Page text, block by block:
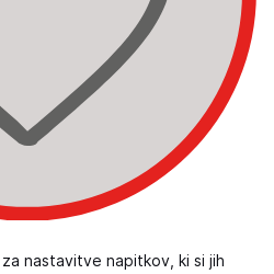
nastavitve napitkov, ki si jih